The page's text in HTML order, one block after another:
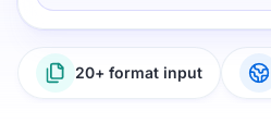
20+ format input